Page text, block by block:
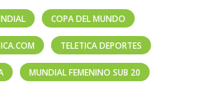
COPA DEL MUNDO
TELETICA DEPORTES
MUNDIAL FEMENINO SUB 20